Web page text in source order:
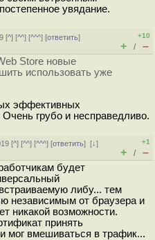
увядание.
[^] [^^] [^^^] [ответить]
+10
+ / –
Store новые
использовать уже
эффективных
грубо и несправедливо.
[^] [^^] [^^^] [ответить][↓]
+1
+ / –
будет
либу... тем
независимым от браузера и
никакой возможности.
принять
мог вмешиваться в трафик...